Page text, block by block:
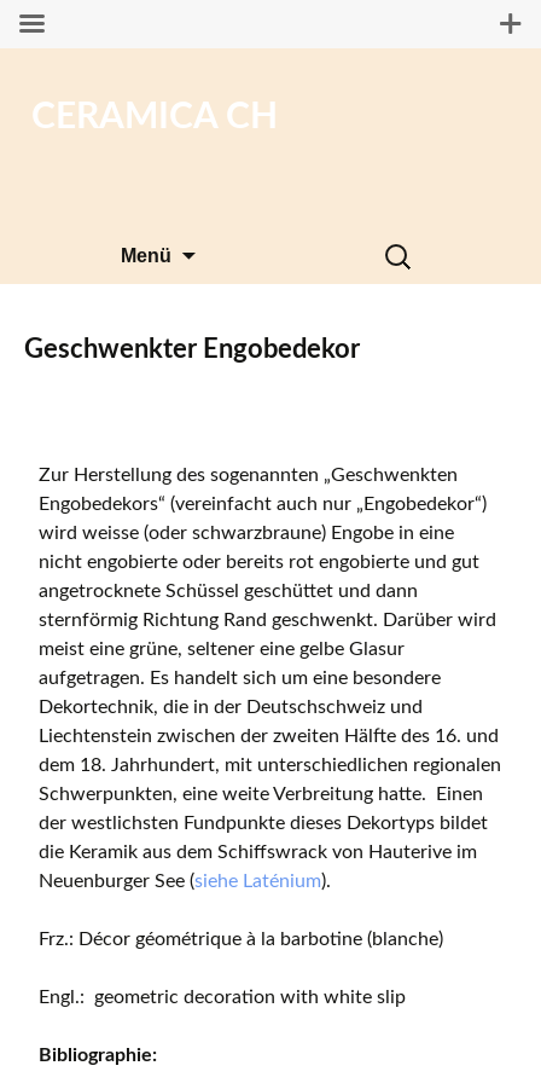
CERAMICA CH
Menü
Suchen
nach:
Geschwenkter Engobedekor
Zur Herstellung des sogenannten „Geschwenkten
Engobedekors“ (vereinfacht auch nur „Engobedekor“)
wird weisse (oder schwarzbraune) Engobe in eine
nicht engobierte oder bereits rot engobierte und gut
angetrocknete Schüssel geschüttet und dann
sternförmig Richtung Rand geschwenkt. Darüber wird
meist eine grüne, seltener eine gelbe Glasur
aufgetragen. Es handelt sich um eine besondere
Dekortechnik, die in der Deutschschweiz und
Liechtenstein zwischen der zweiten Hälfte des 16. und
dem 18. Jahrhundert, mit unterschiedlichen regionalen
Schwerpunkten, eine weite Verbreitung hatte. Einen
der westlichsten Fundpunkte dieses Dekortyps bildet
die Keramik aus dem Schiffswrack von Hauterive im
Neuenburger See (siehe Laténium).
Frz.: Décor géométrique à la barbotine (blanche)
Engl.: geometric decoration with white slip
Bibliographie: